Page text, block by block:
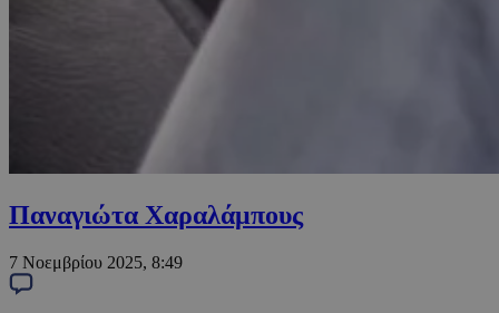
Παναγιώτα Χαραλάμπους
7 Νοεμβρίου 2025, 8:49